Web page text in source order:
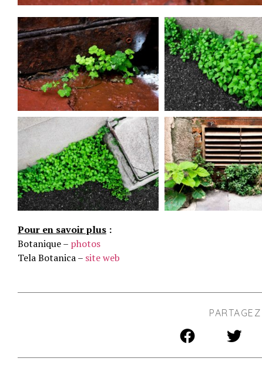
Pour en savoir plus :
Botanique – photos
Tela Botanica – site web
PARTAGEZ